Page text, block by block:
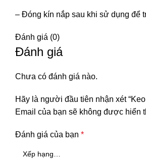
– Đóng kín nắp sau khi sử dụng để
Đánh giá (0)
Đánh giá
Chưa có đánh giá nào.
Hãy là người đầu tiên nhận xét “Keo
Email của bạn sẽ không được hiển
Đánh giá của bạn *